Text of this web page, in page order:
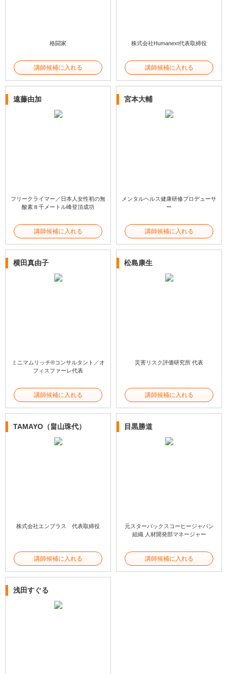
格闘家
講師候補に入れる
株式会社Humanext代表取締役
講師候補に入れる
遠藤由加
フリークライマー／日本人女性初の無
酸素８千メートル峰登頂成功
講師候補に入れる
宮本大輔
メンタルヘルス健康研修プロデューサ
ー
講師候補に入れる
横田真由子
ミニマムリッチ®コンサルタント／オ
フィスファーレ代表
講師候補に入れる
松島康生
災害リスク評価研究所 代表
講師候補に入れる
TAMAYO（畠山珠代）
株式会社エンプラス 代表取締役
講師候補に入れる
目黒勝道
元スターバックスコーヒージャパン
組織 人材開発部マネージャー
講師候補に入れる
浅田すぐる